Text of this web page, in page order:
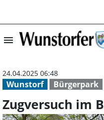
menu
Wunstorf Bürgerpark
24.04.2025 06:48
Zugversuch im